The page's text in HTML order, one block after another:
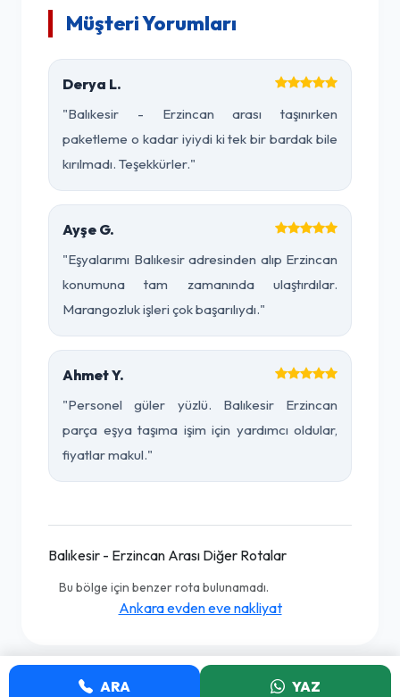
Müşteri Yorumları
Derya L.
"Balıkesir - Erzincan arası taşınırken
paketleme o kadar iyiydi ki tek bir bardak bile
kırılmadı. Teşekkürler."
Ayşe G.
"Eşyalarımı Balıkesir adresinden alıp Erzincan
konumuna tam zamanında ulaştırdılar.
Marangozluk işleri çok başarılıydı."
Ahmet Y.
"Personel güler yüzlü. Balıkesir Erzincan
parça eşya taşıma işim için yardımcı oldular,
fiyatlar makul."
Balıkesir - Erzincan Arası Diğer Rotalar
Bu bölge için benzer rota bulunamadı.
Ankara evden eve nakliyat
ARA YAZ